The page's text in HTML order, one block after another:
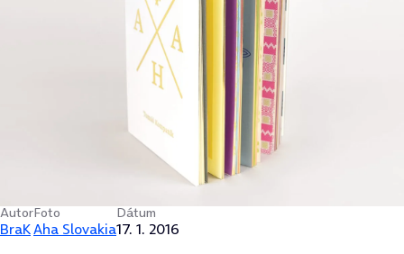
Autor
BraK
Foto
Aha Slovakia
Dátum
17. 1. 2016